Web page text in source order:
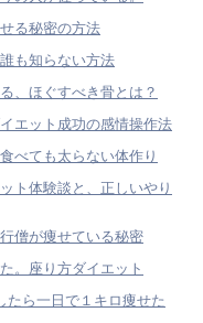
る秘密の方法
も知らない方法
、ほぐすべき骨とは？
エット成功の感情操作法
べても太らない体作り
ト体験談と、正しいやり
僧が痩せている秘密
。座り方ダイエット
たら一日で１キロ痩せた